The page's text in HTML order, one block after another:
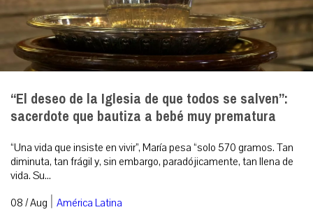
“El deseo de la Iglesia de que todos se salven”:
sacerdote que bautiza a bebé muy prematura
“Una vida que insiste en vivir”, María pesa “solo 570 gramos. Tan
diminuta, tan frágil y, sin embargo, paradójicamente, tan llena de
vida. Su...
08 / Aug | América Latina